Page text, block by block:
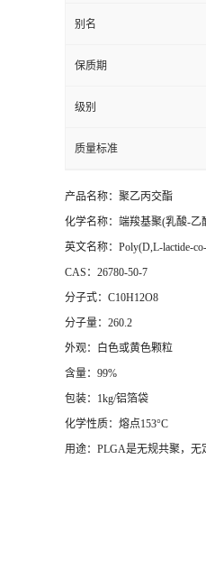
别名
保质期
级别
质量标准
产品名称：聚乙丙交酯
化学名称：端羧基聚(乳酸-乙
英文名称：Poly(D,L-lactide-
CAS：26780-50-7
分子式：C10H12O8
分子量：260.2
外观：白色或黄色颗粒
含量：99%
包装：1kg/铝箔袋
化学性质：熔点153°C
用途：PLGA是无规共聚，无